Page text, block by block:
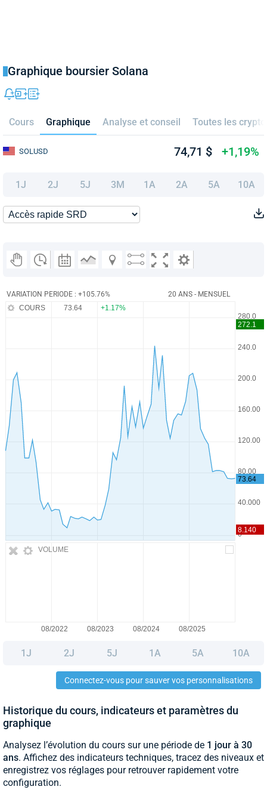
Graphique boursier Solana
Cours Graphique Analyse et conseil Toutes les
SOLUSD 74,71 $ +1,19%
1J 2J 5J 3M 1A 2A 5A 10A
VARIATION PERIODE : +105.76% 20 ANS - MENSUEL
VOLUME
COURS 73.64 +1.17%
1J 2J 5J 1A 5A 10A
Connectez-vous pour sauver vos personnalisations
Historique du cours, indicateurs et paramètres du
graphique
Analysez l’évolution du cours sur une période de 1 jour à 30
ans. Affichez des indicateurs techniques, tracez des niveaux et
enregistrez vos réglages pour retrouver rapidement votre
configuration.